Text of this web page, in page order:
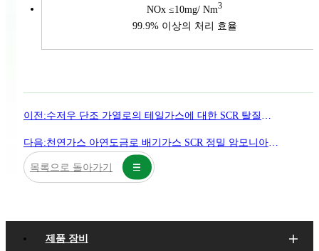
NOx ≤10mg/ Nm3
99.9% 이상의 처리 효율
이전: 수저우 단조 가열로의 테일가스에 대한 SCR 탈질처리
다음: 천연가스 아연도금로 배기가스 SCR 정밀 암모니아 분사 프로젝트 사례
목록으로 돌아가기
제품 장비